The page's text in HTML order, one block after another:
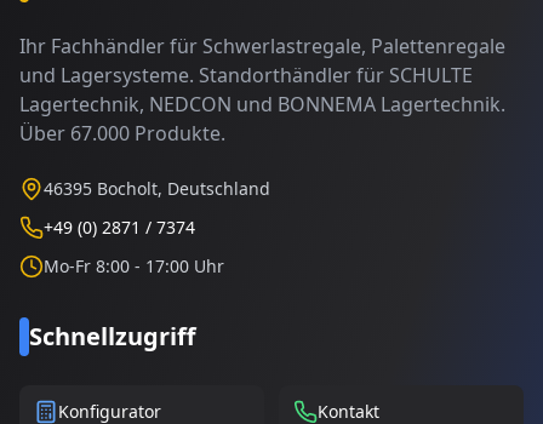
Ihr Fachhändler für Schwerlastregale, Palettenregale
und Lagersysteme. Standorthändler für SCHULTE
Lagertechnik, NEDCON und BONNEMA Lagertechnik.
Über 67.000 Produkte.
46395 Bocholt, Deutschland
+49 (0) 2871 / 7374
Mo-Fr 8:00 - 17:00 Uhr
Schnellzugriff
Konfigurator Kontakt